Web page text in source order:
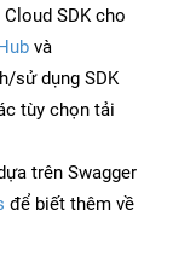
SDK cho
và
sử dụng SDK
tùy chọn tải
trên Swagger
để biết thêm về